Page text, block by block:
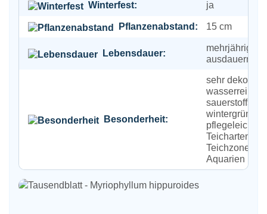
Winterfest: ja
Pflanzenabstand: 15 cm
Lebensdauer:
mehrjährig,
ausdauernd
Besonderheit:
sehr dekorativ,
wintergrün,
pflegeleicht,
Teicharten &
Teichzonen,
Aquarien